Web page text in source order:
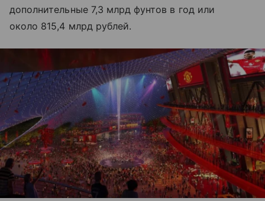
дополнительные 7,3 млрд фунтов в год или
около 815,4 млрд рублей.